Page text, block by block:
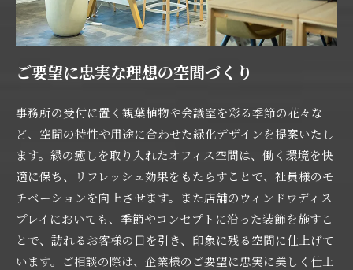
ご要望に忠実な理想の空間づくり
事務所の受付に置く観葉植物や会議室を彩る季節の花々な
ど、空間の特性や用途に合わせた緑化デザインを提案いたし
ます。緑の癒しを取り入れたオフィス空間は、働く環境を快
適に保ち、リフレッシュ効果をもたらすことで、社員様のモ
チベーションを向上させます。また店舗のウィンドウディス
プレイにおいても、季節やコンセプトに沿った装飾を施すこ
とで、訪れるお客様の目を引き、印象に残る空間に仕上げて
います。ご相談の際は、企業様のご要望に忠実に美しく仕上